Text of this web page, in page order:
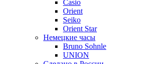
Casio
Orient
Seiko
Orient Star
Немецкие часы
Bruno Sohnle
UNION